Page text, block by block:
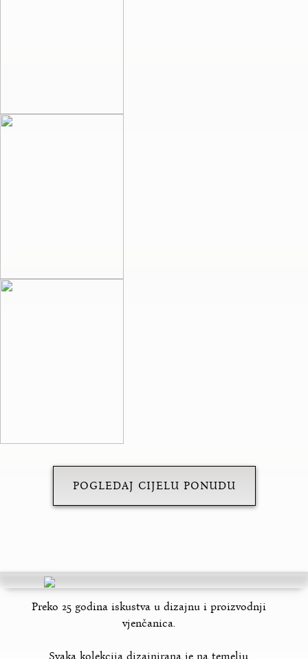
POGLEDAJ CIJELU PONUDU
Preko 25 godina iskustva u dizajnu i proizvodnji
vjenčanica.
Svaka kolekcija dizajnirana je na temelju